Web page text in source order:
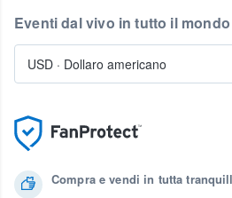
Compra e vendi in tutta
Eventi dal vivo in tutto il mondo
USD · Dollaro americano